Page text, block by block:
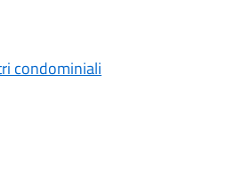
condominiali